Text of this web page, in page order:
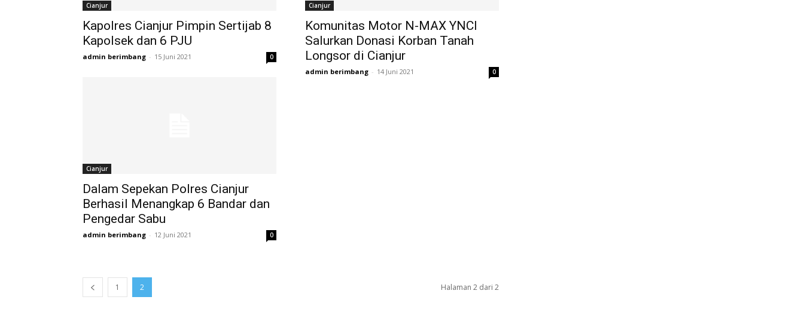
Cianjur
Kapolres Cianjur Pimpin Sertijab 8
Kapolsek dan 6 PJU
admin berimbang - 15 Juni 2021 0
Cianjur
Komunitas Motor N-MAX YNCI
Salurkan Donasi Korban Tanah
Longsor di Cianjur
admin berimbang - 14 Juni 2021 0
Cianjur
Dalam Sepekan Polres Cianjur
Berhasil Menangkap 6 Bandar dan
Pengedar Sabu
admin berimbang - 12 Juni 2021 0
1 2 Halaman 2 dari 2